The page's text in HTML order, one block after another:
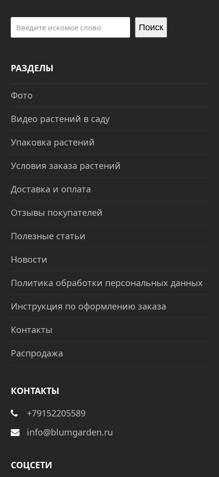
Поиск
РАЗДЕЛЫ
Фото
Видео растений в саду
Упаковка растений
Условия заказа растений
Доставка и оплата
Отзывы покупателей
Полезные статьи
Новости
Политика обработки персональных данных
Инструкция по оформлению заказа
Контакты
Распродажа
КОНТАКТЫ
+79152205589
info@blumgarden.ru
СОЦСЕТИ